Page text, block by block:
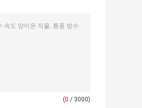
(0 / 3000)